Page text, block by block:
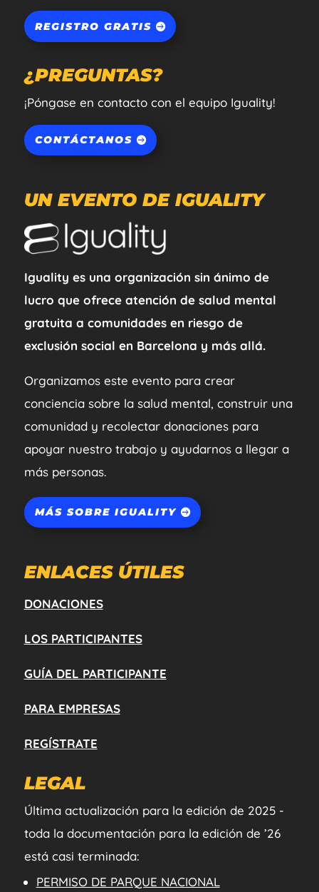
REGISTRO GRATIS
¿PREGUNTAS?
¡Póngase en contacto con el equipo Iguality!
CONTÁCTANOS
UN EVENTO DE IGUALITY
Iguality es una organización sin ánimo de
lucro que ofrece atención de salud mental
gratuita a comunidades en riesgo de
exclusión social en Barcelona y más allá.
Organizamos este evento para crear
conciencia sobre la salud mental, construir una
comunidad y recolectar donaciones para
apoyar nuestro trabajo y ayudarnos a llegar a
más personas.
MÁS SOBRE IGUALITY
ENLACES ÚTILES
DONACIONES
LOS PARTICIPANTES
GUÍA DEL PARTICIPANTE
PARA EMPRESAS
REGÍSTRATE
LEGAL
Última actualización para la edición de 2025 -
toda la documentación para la edición de ’26
está casi terminada:
PERMISO DE PARQUE NACIONAL